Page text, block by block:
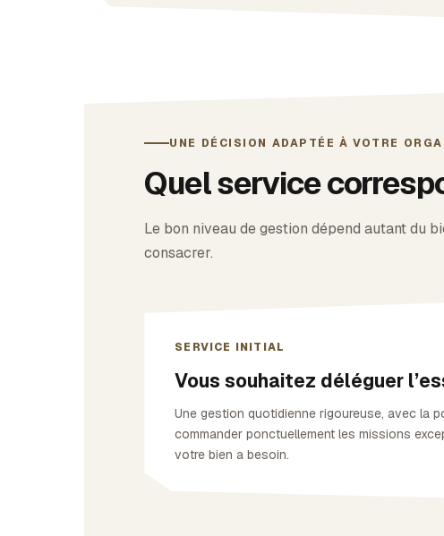
UNE DÉCISION ADAPTÉE À VOTRE
Quel service
Le bon niveau de gestion dépend autant du
consacrer.
SERVICE INITIAL
Vous souhaitez déléguer
Une gestion quotidienne rigoureuse, avec la
commander ponctuellement les missions
votre bien a besoin.